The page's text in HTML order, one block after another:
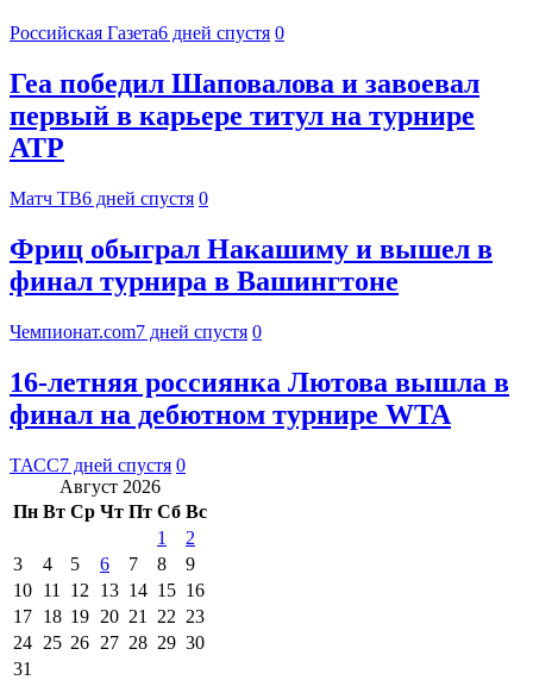
Российская Газета6 дней спустя 0
Геа победил Шаповалова и завоевал
первый в карьере титул на турнире
АТР
Матч ТВ6 дней спустя 0
Фриц обыграл Накашиму и вышел в
финал турнира в Вашингтоне
Чемпионат.com7 дней спустя 0
16-летняя россиянка Лютова вышла в
финал на дебютном турнире WTA
ТАСС7 дней спустя 0
Август 2026
Пн Вт Ср Чт Пт Сб Вс
1
2
3
4 5 6 7 8
9
10 11 12 13 14 15 16
17 18 19 20 21 22 23
24 25 26 27 28 29 30
31